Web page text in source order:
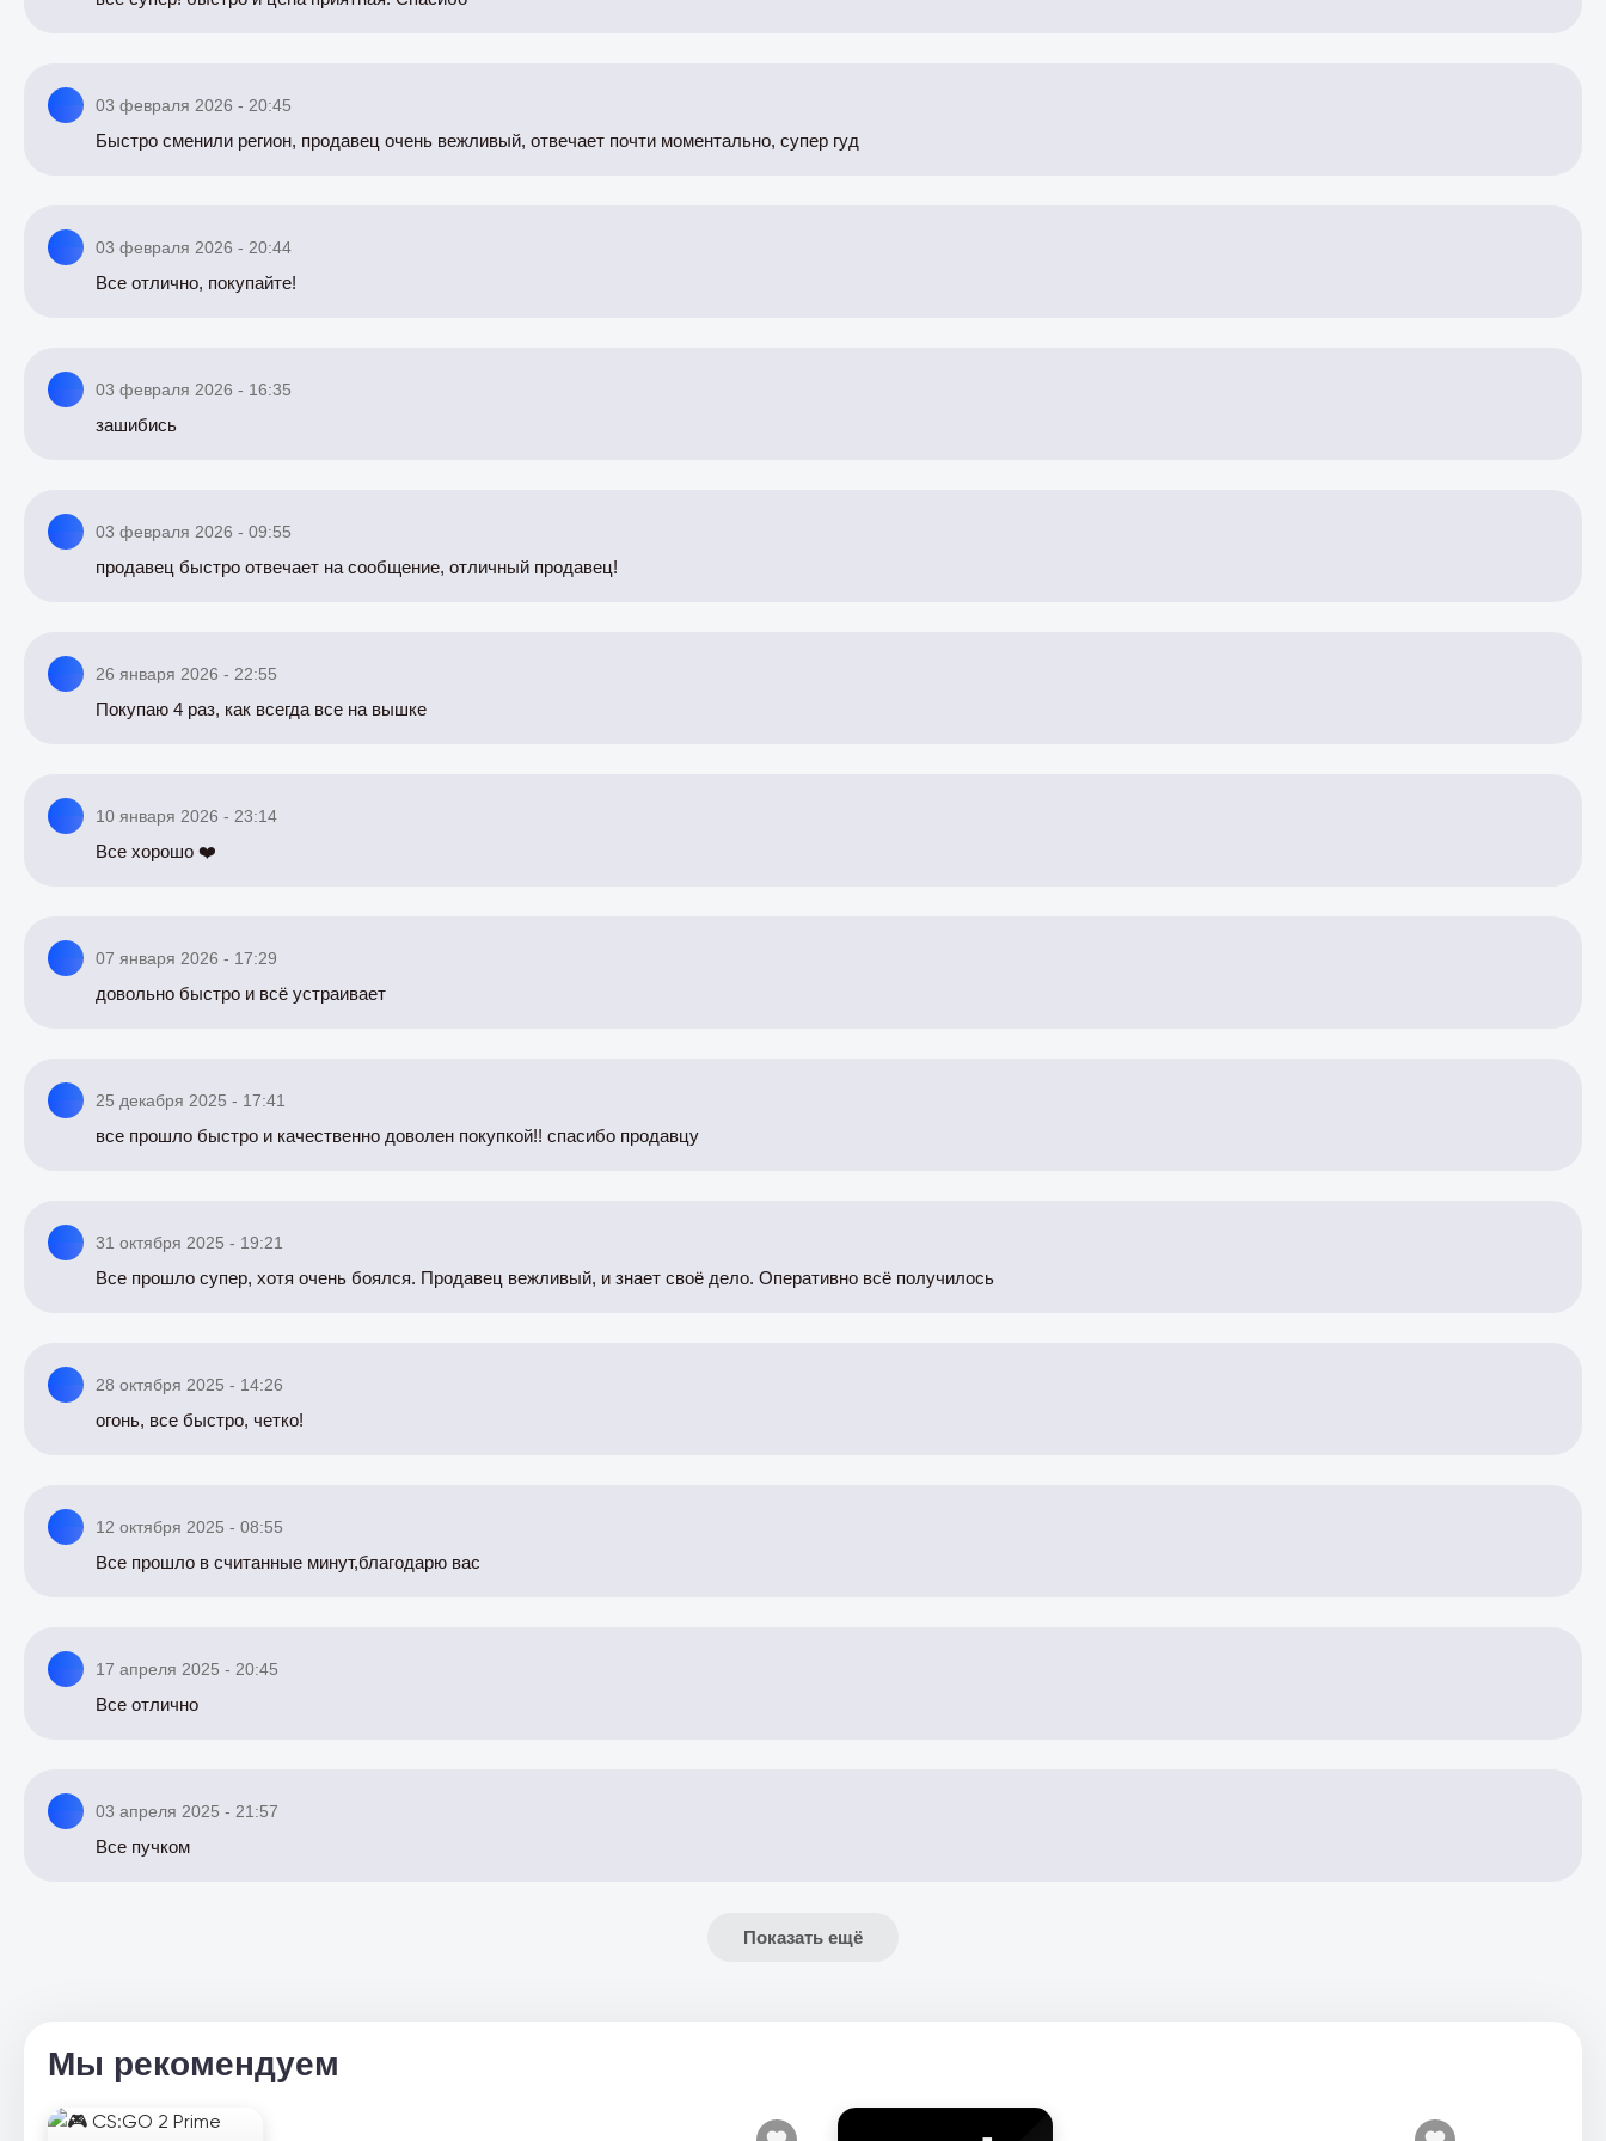
03 февраля 2026 - 20:45
Быстро сменили регион, продавец очень вежливый, отвечает почти моментально, супер гуд
03 февраля 2026 - 20:44
Все отлично, покупайте!
03 февраля 2026 - 16:35
зашибись
03 февраля 2026 - 09:55
продавец быстро отвечает на сообщение, отличный продавец!
26 января 2026 - 22:55
Покупаю 4 раз, как всегда все на вышке
10 января 2026 - 23:14
Все хорошо ❤️
07 января 2026 - 17:29
довольно быстро и всё устраивает
25 декабря 2025 - 17:41
все прошло быстро и качественно доволен покупкой!! спасибо продавцу
31 октября 2025 - 19:21
Все прошло супер, хотя очень боялся. Продавец вежливый, и знает своё дело. Оперативно всё получилось
28 октября 2025 - 14:26
огонь, все быстро, четко!
12 октября 2025 - 08:55
Все прошло в считанные минут,благодарю вас
17 апреля 2025 - 20:45
Все отлично
03 апреля 2025 - 21:57
Все пучком
Показать ещё
Мы рекомендуем